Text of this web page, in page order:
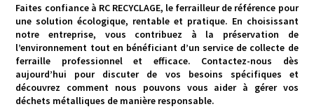
Faites confiance à RC RECYCLAGE, le ferrailleur de référence pour
une solution écologique, rentable et pratique. En choisissant
notre entreprise, vous contribuez à la préservation de
l’environnement tout en bénéficiant d’un service de collecte de
ferraille professionnel et efficace. Contactez-nous dès
aujourd’hui pour discuter de vos besoins spécifiques et
découvrez comment nous pouvons vous aider à gérer vos
déchets métalliques de manière responsable.